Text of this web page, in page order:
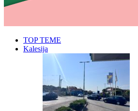
TOP TEME
Kalesija